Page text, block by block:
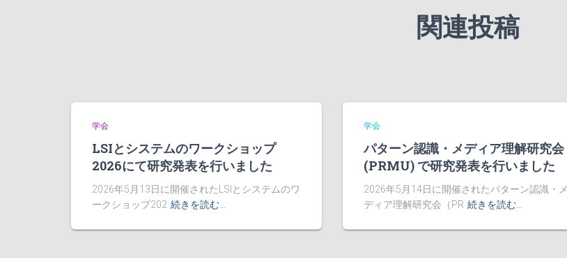
関連投稿
学会
LSIとシステムのワークショップ
2026にて研究発表を行いました
2026年5月13日に開催されたLSIとシステムのワ
ークショップ202 続きを読む…
学会
パターン認識・メディア理解研究会
(PRMU) で研究発表を行いました
2026年5月14日に開催されたパターン認識・メ
ディア理解研究会（PR 続きを読む…